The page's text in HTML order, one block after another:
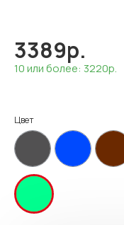
3389р.
10 или более: 3220р.
Цвет